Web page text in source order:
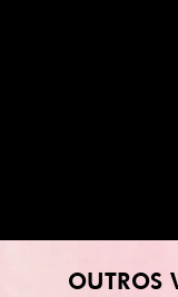
OUTROS